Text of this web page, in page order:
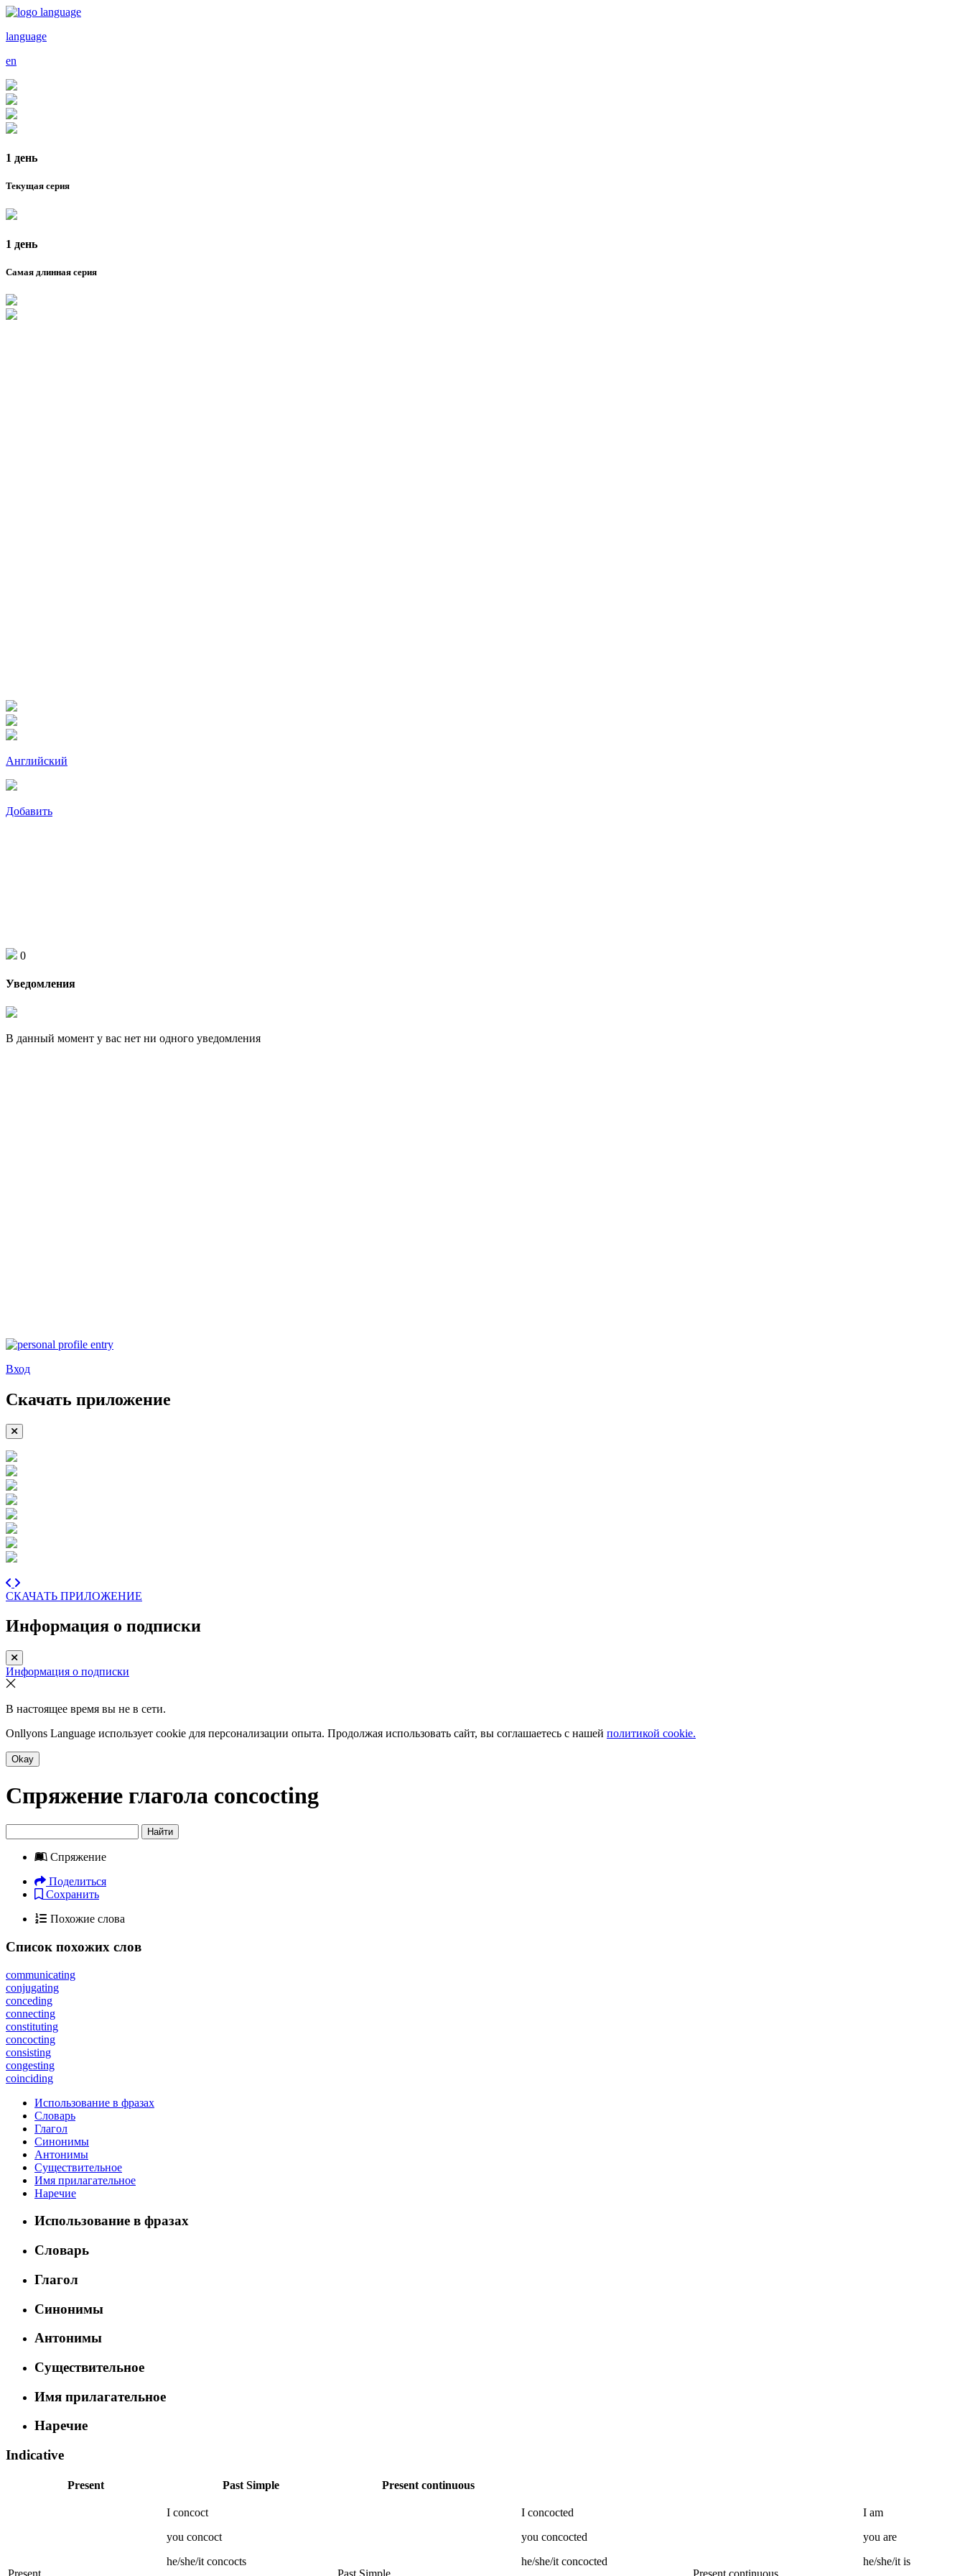
language
en
1 день
Текущая серия
1 день
Самая длинная серия
Английский
Добавить
0
Уведомления
В данный момент у вас нет ни одного уведомления
Вход
Скачать приложение
СКАЧАТЬ ПРИЛОЖЕНИЕ
Информация о подписки
Информация о подписки
В настоящее время вы не в сети.
Onllyons Language использует cookie для персонализации опыта. Продолжая использовать сайт, вы соглашаетесь с нашей политикой cookie.
Okay
Спряжение глагола concocting
Найти
Спряжение
Поделиться
Сохранить
Похожие слова
Список похожих слов
communicating
conjugating
conceding
connecting
constituting
concocting
consisting
congesting
coinciding
Использование в фразах
Словарь
Глагол
Синонимы
Антонимы
Существительное
Имя прилагательное
Наречие
Использование в фразах
Словарь
Глагол
Синонимы
Антонимы
Существительное
Имя прилагательное
Наречие
Indicative
Present Past Simple Present continuous
Present
I concoct
you concoct
he/she/it concocts
Past Simple
I concocted
you concocted
he/she/it concocted
Present continuous
I am
you are
he/she/it is